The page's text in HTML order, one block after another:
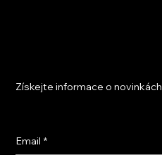
Získejte informace o novinkách
Email *